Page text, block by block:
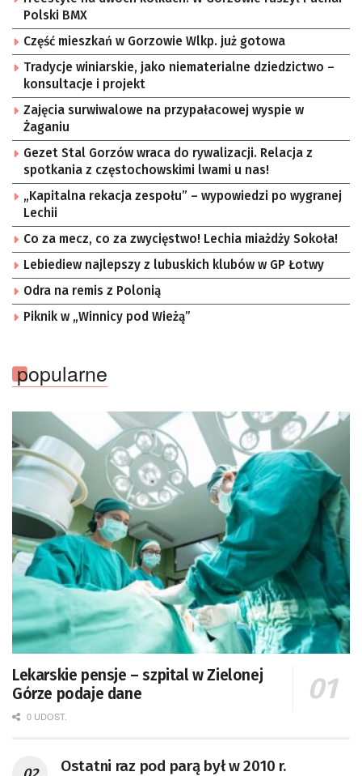
Polski BMX
Część mieszkań w Gorzowie Wlkp. już gotowa
Tradycje winiarskie, jako niematerialne dziedzictwo –
konsultacje i projekt
Zajęcia surwiwalowe na przypałacowej wyspie w
Żaganiu
Gezet Stal Gorzów wraca do rywalizacji. Relacja z
spotkania z częstochowskimi lwami u nas!
„Kapitalna rekacja zespołu” – wypowiedzi po wygranej
Lechii
Co za mecz, co za zwycięstwo! Lechia miażdży Sokoła!
Lebiediew najlepszy z lubuskich klubów w GP Łotwy
Odra na remis z Polonią
Piknik w „Winnicy pod Wieżą”
popularne
Lekarskie pensje – szpital w Zielonej
Górze podaje dane
0 UDOST.
Ostatni raz pod parą był w 2010 r.